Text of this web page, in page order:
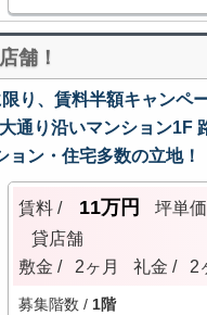
舗！
限り、賃料半額キャン
通り沿いマンション1F
ン・住宅多数の立地！
賃料 / 11万円
坪単価
貸店舗
敷金 /
2ヶ月 礼金 / 2
募集階数 / 1階